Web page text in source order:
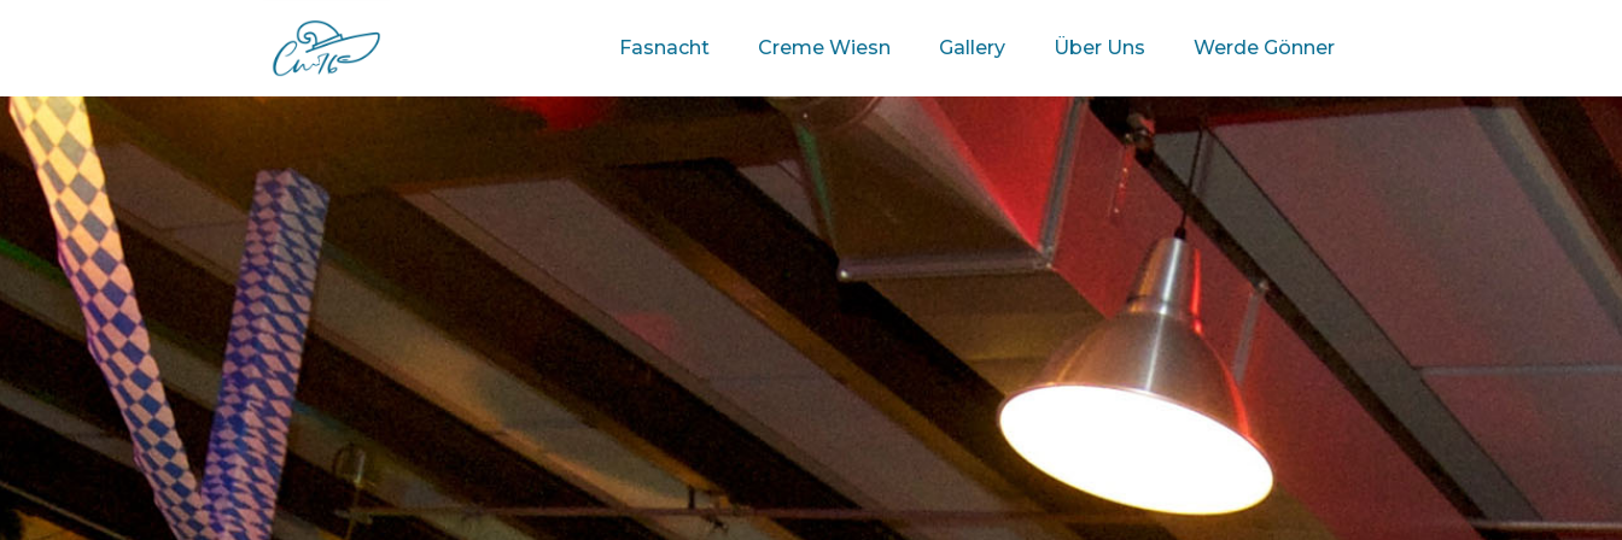
Fasnacht Creme Wiesn Gallery Über Uns Werde Gönner